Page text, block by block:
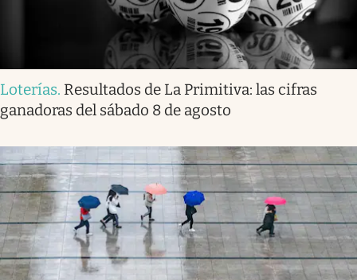
Loterías. Resultados de La Primitiva: las cifras
ganadoras del sábado 8 de agosto